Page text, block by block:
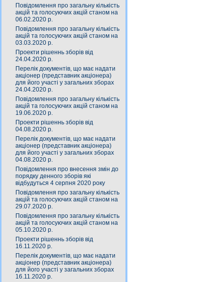
Повідомлення про загальну кількість
акцій та голосуючих акцій станом на
06.02.2020 р.
Повідомлення про загальну кількість
акцій та голосуючих акцій станом на
03.03.2020 р.
Проекти рішеннь зборів від
24.04.2020 р.
Перелік документів, що має надати
акціонер (представник акціонера)
для його участі у загальних зборах
24.04.2020 р.
Повідомлення про загальну кількість
акцій та голосуючих акцій станом на
19.06.2020 р.
Проекти рішеннь зборів від
04.08.2020 р.
Перелік документів, що має надати
акціонер (представник акціонера)
для його участі у загальних зборах
04.08.2020 р.
Повідомлення про внесення змін до
порядку денного зборів які
відбудуться 4 серпня 2020 року
Повідомлення про загальну кількість
акцій та голосуючих акцій станом на
29.07.2020 р.
Повідомлення про загальну кількість
акцій та голосуючих акцій станом на
05.10.2020 р.
Проекти рішеннь зборів від
16.11.2020 р.
Перелік документів, що має надати
акціонер (представник акціонера)
для його участі у загальних зборах
16.11.2020 р.